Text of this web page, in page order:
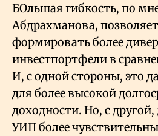
БОльшая гибкость, по
Абдрахманова,
формировать более
инвестпортфели в
И, с одной стороны, это
для более высокой
доходности. Но, с другой,
УИП более